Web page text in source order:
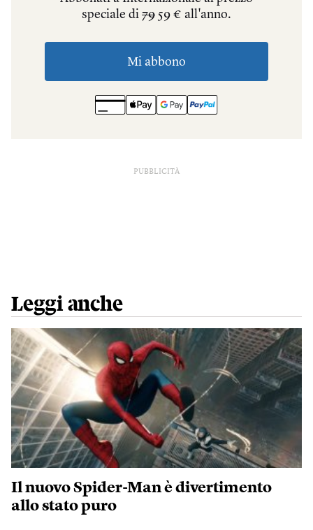
PUBBLICITÀ
Leggi anche
Il nuovo Spider-Man è divertimento
allo stato puro